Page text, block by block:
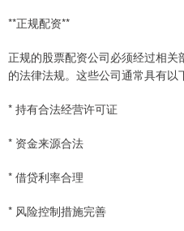
**正规配资**
正规的股票配资公司必须经过相
的法律法规。这些公司通常具有以
* 持有合法经营许可证
* 资金来源合法
* 借贷利率合理
* 风险控制措施完善